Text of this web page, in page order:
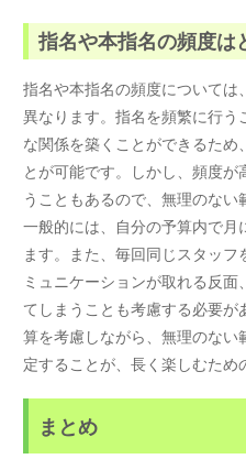
指名や本指名の頻度は
指名や本指名の頻度について
異なります。指名を頻繁に行
な関係を築くことができるため
とが可能です。しかし、頻度
うこともあるので、無理のない
一般的には、自分の予算内で
ます。また、毎回同じスタッ
ミュニケーションが取れる反
てしまうことも考慮する必要
算を考慮しながら、無理のな
定することが、長く楽しむため
まとめ